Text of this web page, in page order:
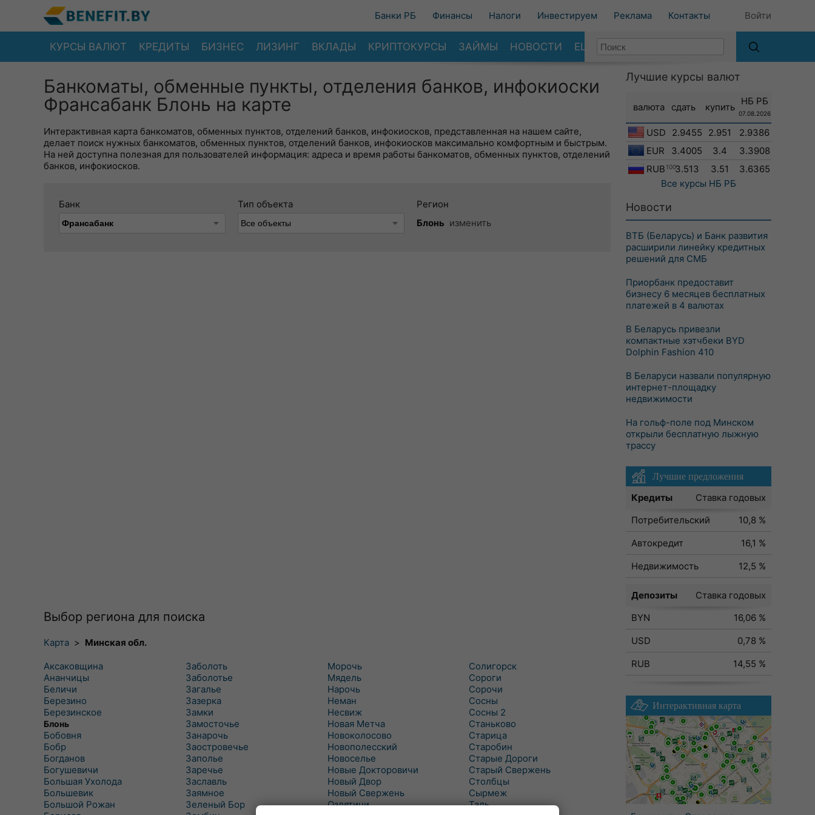
Банки РБ Финансы Налоги Инвестируем Реклама Контакты Войти
КУРСЫ ВАЛЮТ КРЕДИТЫ БИЗНЕС ЛИЗИНГ ВКЛАДЫ КРИПТОКУРСЫ ЗАЙМЫ НОВОСТИ ЕЩЕ
Банкоматы, обменные пункты, отделения банков, инфокиоски
Франсабанк Блонь на карте
Интерактивная карта банкоматов, обменных пунктов, отделений банков, инфокиосков, представленная на нашем сайте,
делает поиск нужных банкоматов, обменных пунктов, отделений банков, инфокиосков максимально комфортным и быстрым.
На ней доступна полезная для пользователей информация: адреса и время работы банкоматов, обменных пунктов, отделений
банков, инфокиосков.
Банк Тип объекта
Регион
Блонь изменить
Выбор региона для поиска
Карта > Минская обл.
Аксаковщина
Ананчицы
Беличи
Березино
Березинское
Блонь
Бобовня
Бобр
Богданов
Богушевичи
Большая Ухолода
Большевик
Большой Рожан
Заболоть
Заболотье
Загалье
Зазерка
Замки
Замосточье
Занарочь
Заостровечье
Заполье
Заречье
Заславль
Заямное
Зеленый Бор
Морочь
Мядель
Нарочь
Неман
Несвиж
Новая Метча
Новоколосово
Новополесский
Новоселье
Новые Докторовичи
Новый Двор
Новый Свержень
Оздятичи
Солигорск
Сороги
Сорочи
Сосны
Сосны 2
Станьково
Старица
Старобин
Старые Дороги
Старый Свержень
Столбцы
Сырмеж
Таль
Лучшие курсы валют
валюта сдать купить
НБ РБ
07.08.2026
USD 2.9455 2.951
2.9386
EUR
3.4005 3.4
3.3908
RUB 1003.513 3.51
3.6365
Все курсы НБ РБ
Новости
ВТБ (Беларусь) и Банк развития
расширили линейку кредитных
решений для СМБ
Приорбанк предоставит
бизнесу 6 месяцев бесплатных
платежей в 4 валютах
В Беларусь привезли
компактные хэтчбеки BYD
Dolphin Fashion 410
В Беларуси назвали популярную
интернет-площадку
недвижимости
На гольф-поле под Минском
открыли бесплатную лыжную
трассу
Лучшие предложения
Кредиты
Ставка годовых
Потребительский
10,8 %
Автокредит
16,1 %
Недвижимость
12,5 %
Депозиты
Ставка годовых
BYN
16,06 %
USD
0,78 %
RUB
14,55 %
Интерактивная карта